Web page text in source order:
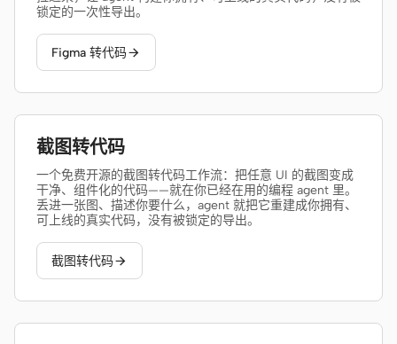
市场
设计转代码 Figma 转代码
锁定的一次性导出。
Figma 转代码
截图转代码
一个免费开源的截图转代码工作流：把任意 UI 的截图变成
干净、组件化的代码——就在你已经在用的编程 agent 里。
丢进一张图、描述你要什么，agent 就把它重建成你拥有、
可上线的真实代码，没有被锁定的导出。
截图转代码